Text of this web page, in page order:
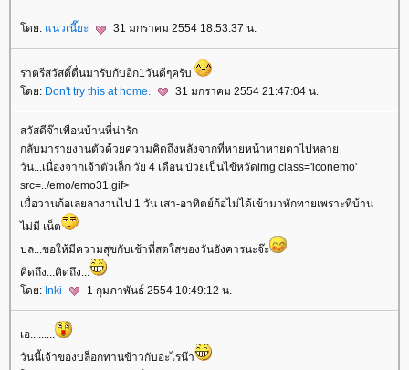
ดย: นวเนี๊ยะ 31 มกราคม 2554 18:53:37 น.
ราตรีสวัสดิ์ตื่นมารับกับอีก1วันดีๆครับ
ดย: Don't try this at home. 31 มกราคม 2554 21:47:04 น.
สวัสดีจ๊าเพื่อนบ้านที่น่ารัก
กลับมารายงานตัวด้วยความคิดถึงหลังจากที่หายหน้าหายตาไปหลา
วัน...เนื่องจากเจ้าตัวเล็ก วัย 4 เดือน ป่วยเป็นไข้หวัดimg class='iconemo'
src=../emo/emo31.gif>
เมื่อวานก้อเลยลางานไป 1 วัน เสา-อาทิตย์ก้อไม่ได้เข้ามาทักทายเพราะที่บ้าน
ไม่มี เน็ต
ปล...ขอให้มีความสุขกับเช้าที่สดใสของวันอังคารนะจ๊ะ
คิดถึง...คิดถึง...
ดย: Inki 1 กุมภาพันธ์ 2554 10:49:12 น.
เอ.........
วันนี้เจ้าของบล็อกทานข้าวกับอะไรน๊า